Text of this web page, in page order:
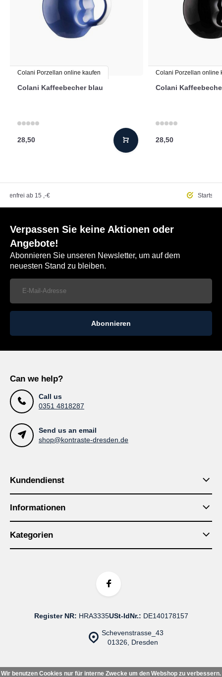
Colani Porzellan online kaufen
Colani Kaffeebecher blau
28,50
Colani Porzellan online
Colani
28,50
ab 15 ,-€
Verpassen Sie keine Aktionen oder
Angebote!
Abonnieren Sie unseren Newsletter, um auf dem
neuesten Stand zu bleiben.
Abonnieren
Can we help?
Call us
0351 4818287
Send us an email
shop@kontraste-dresden.de
Kundendienst
Informationen
Kategorien
Schevenstrasse_43
01326, Dresden
Register NR: HRA3335USt-IdNr.: DE140178157
Wir benutzen Cookies nur für interne Zwecke um den Webshop zu verbessern.